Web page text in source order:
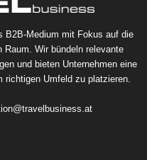
B2B-Medium mit Fokus auf die
Raum. Wir bündeln relevante
und bieten Unternehmen eine
Umfeld zu platzieren.